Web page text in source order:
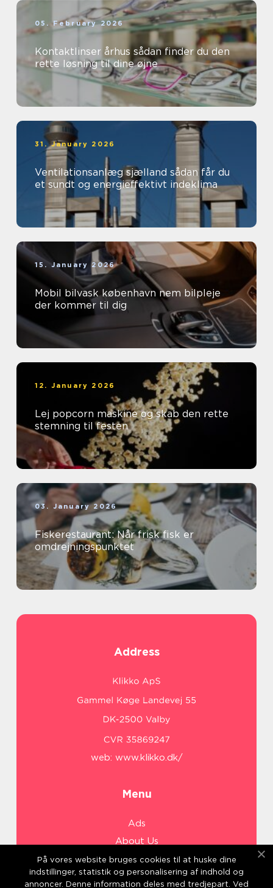
05. February 2026
Kontaktlinser århus sådan finder du den
rette løsning til dine øjne
31. January 2026
Ventilationsanlæg sjælland sådan får du
et sundt og energieffektivt indeklima
15. January 2026
Mobil bilvask københavn nem bilpleje
der kommer til dig
12. January 2026
Lej popcorn maskine og skab den rette
stemning til festen
03. January 2026
Fiskerestaurant: Når frisk fisk er
omdrejningspunktet
Address
web: www.klikko.dk/
Menu
Ads
About Us
Cookies
Contact
På vores website bruges cookies til at huske dine
indstillinger, statistik og personalisering af indhold og
annoncer. Denne information deles med tredjepart. Ved